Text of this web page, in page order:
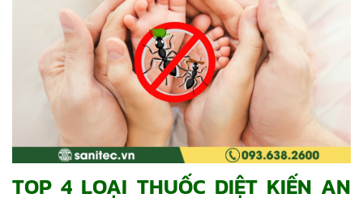
TOP 4 LOẠI THUỐC DIỆT KIẾN AN